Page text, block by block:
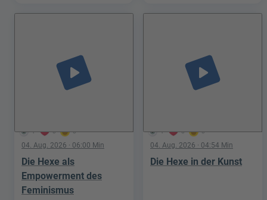
1 0 0
play_arrow
04. Aug. 2026 · 06:00 Min
Die Hexe als
Empowerment des
Feminismus
1 0 0
play_arrow
04. Aug. 2026 · 04:54 Min
Die Hexe in der Kunst